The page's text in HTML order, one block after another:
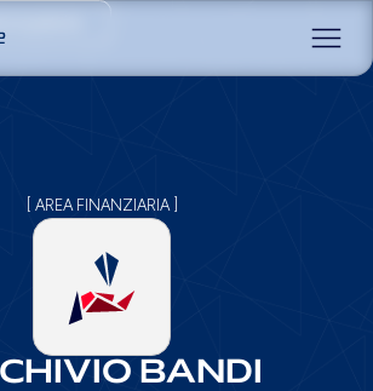
gratuita
[ AREA FINANZIARIA ]
BANDI